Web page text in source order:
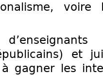
voire
et
gagner les